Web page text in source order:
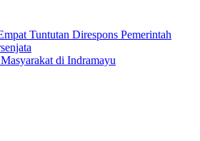
Tuntutan Direspons Pemerintah
di Indramayu